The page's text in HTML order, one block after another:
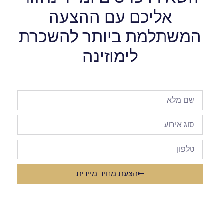
אליכם עם ההצעה
המשתלמת ביותר להשכרת
לימוזינה
הצעת מחיר מיידית